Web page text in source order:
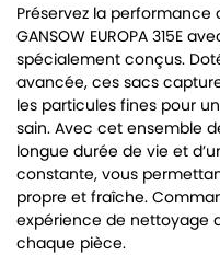
Préservez la
GANSOW EUROPA 315E
spécialement conçus.
avancée, ces sacs
les particules fines pour
sain. Avec cet ensemble
longue durée de vie et
constante, vous
propre et fraîche.
expérience de nettoyage
chaque pièce.